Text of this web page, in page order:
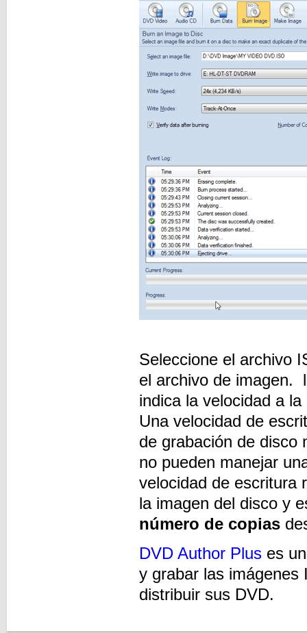
Seleccione el archivo
el archivo de imagen.
indica la velocidad a
Una velocidad de
de grabación de disco
no pueden manejar
velocidad de escritura
la imagen del disco y
número de copias
DVD Author Plus es
y grabar las imágenes
distribuir sus DVD.